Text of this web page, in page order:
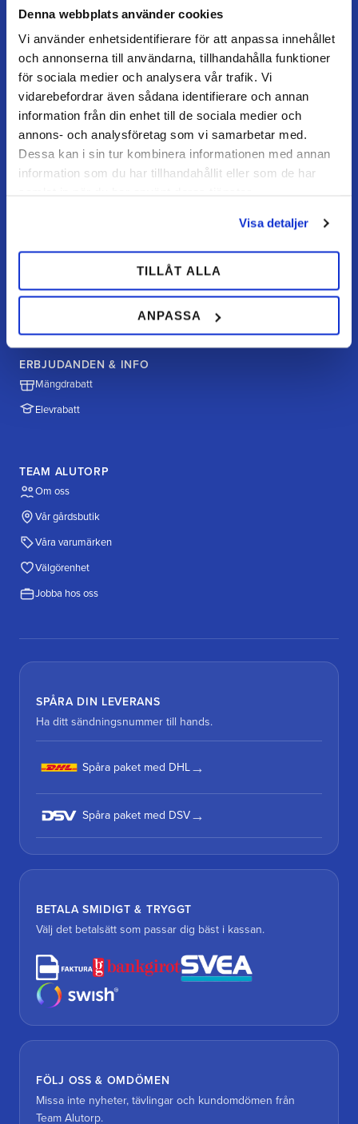
Denna webbplats använder cookies
Vi använder enhetsidentifierare för att anpassa innehållet
och annonserna till användarna, tillhandahålla funktioner
för sociala medier och analysera vår trafik. Vi
vidarebefordrar även sådana identifierare och annan
information från din enhet till de sociala medier och
annons- och analysföretag som vi samarbetar med.
Dessa kan i sin tur kombinera informationen med annan
information som du har tillhandahållit eller som de har
Visa detaljer
TILLÅT ALLA
ANPASSA
Kundtjänst
Mina sidor
Retur / ångra köp
Reklamation
Betalningsalternativ
ERBJUDANDEN & INFO
Mängdrabatt
Elevrabatt
TEAM ALUTORP
Om oss
Vår gårdsbutik
Våra varumärken
Välgörenhet
Jobba hos oss
SPÅRA DIN LEVERANS
Ha ditt sändningsnummer till hands.
Spåra paket med DHL
Spåra paket med DSV
BETALA SMIDIGT & TRYGGT
Välj det betalsätt som passar dig bäst i kassan.
FÖLJ OSS & OMDÖMEN
Missa inte nyheter, tävlingar och kundomdömen från
Team Alutorp.